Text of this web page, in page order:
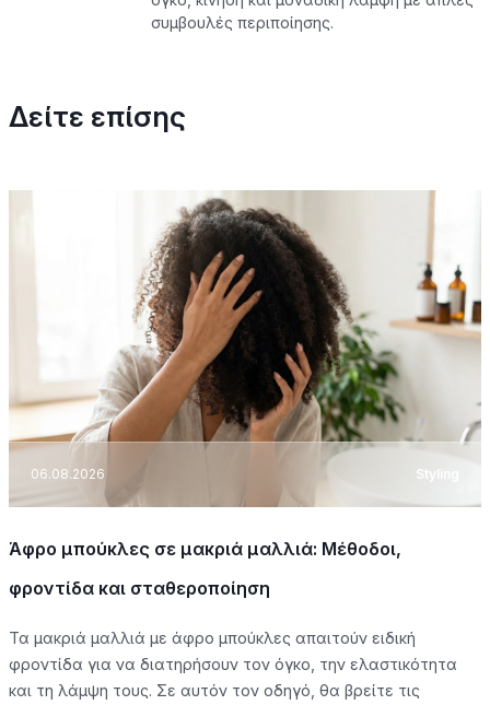
συμβουλές περιποίησης.
Δείτε επίσης
06.08.2026 Styling
Άφρο μπούκλες σε μακριά μαλλιά: Μέθοδοι,
φροντίδα και σταθεροποίηση
Τα μακριά μαλλιά με άφρο μπούκλες απαιτούν ειδική
φροντίδα για να διατηρήσουν τον όγκο, την ελαστικότητα
και τη λάμψη τους. Σε αυτόν τον οδηγό, θα βρείτε τις